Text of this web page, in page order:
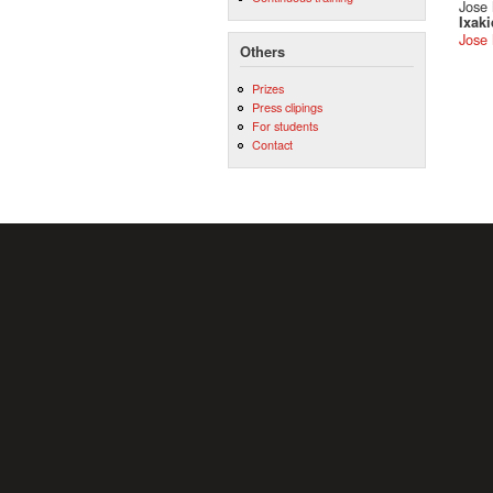
Others
Prizes
Press clipings
For students
Contact
Jose
Jose